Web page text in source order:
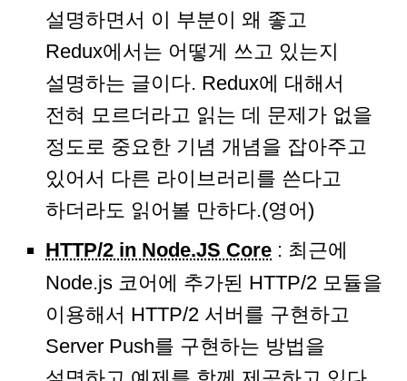
설명하면서 이 부분이 왜 좋고
Redux에서는 어떻게 쓰고 있는지
설명하는 글이다. Redux에 대해서
전혀 모르더라고 읽는 데 문제가 없을
정도로 중요한 기념 개념을 잡아주고
있어서 다른 라이브러리를 쓴다고
하더라도 읽어볼 만하다.(영어)
HTTP/2 in Node.JS Core : 최근에
Node.js 코어에 추가된 HTTP/2 모듈을
이용해서 HTTP/2 서버를 구현하고
Server Push를 구현하는 방법을